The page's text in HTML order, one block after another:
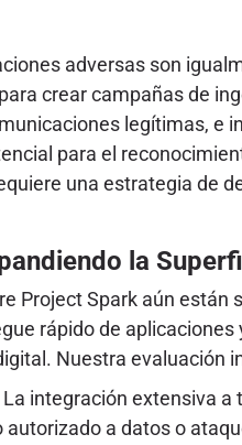
adversas son
crear campañas de
legítimas, e
para el
una estrategia de
la
Project Spark aún
rápido de
Nuestra evaluación
La integración extensiva a
autorizado a datos o